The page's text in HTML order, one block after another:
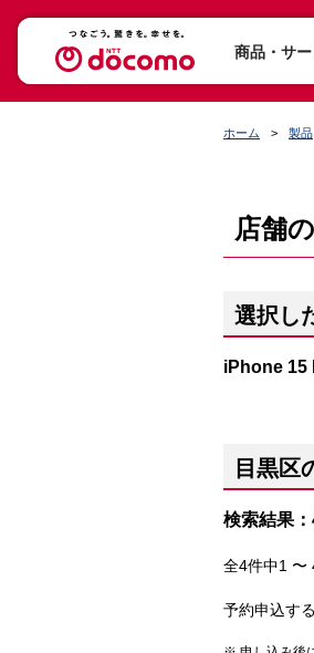
商品・サ
ホーム 製品
店舗
選択し
iPhone 15
目黒区
検索結果
全4件中1 〜
予約申込す